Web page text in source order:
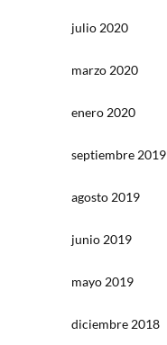
julio 2020
marzo 2020
enero 2020
septiembre 2019
agosto 2019
junio 2019
mayo 2019
diciembre 2018